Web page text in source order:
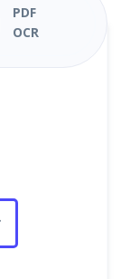
PDF
OCR